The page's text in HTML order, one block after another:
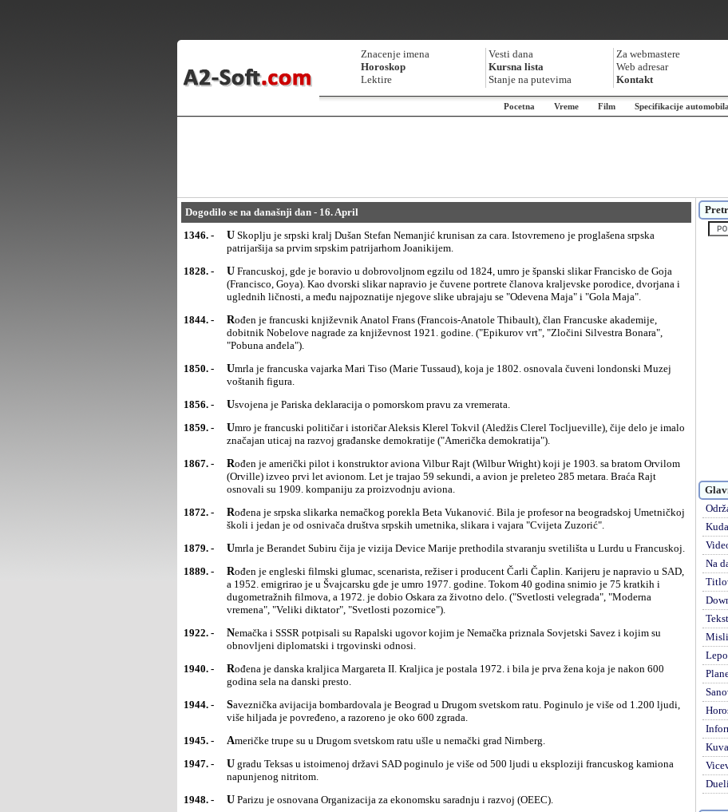
Znacenje imena
Horoskop
Lektire
Vesti dana
Kursna lista
Stanje na putevima
Za webmastere
Web adresar
Kontakt
Pocetna Vreme Film Specifikacije automobila
Dogodilo se na današnji dan - 16. April
1346. -
U Skoplju je srpski kralj Dušan Stefan Nemanjić krunisan za cara. Istovremeno je proglašena srpska
patrijaršija sa prvim srpskim patrijarhom Joanikijem.
1828. -
U Francuskoj, gde je boravio u dobrovoljnom egzilu od 1824, umro je španski slikar Francisko de Goja
(Francisco, Goya). Kao dvorski slikar napravio je čuvene portrete članova kraljevske porodice, dvorjana i
uglednih ličnosti, a među najpoznatije njegove slike ubrajaju se "Odevena Maja" i "Gola Maja".
1844. -
Rođen je francuski književnik Anatol Frans (Francois-Anatole Thibault), član Francuske akademije,
dobitnik Nobelove nagrade za književnost 1921. godine. ("Epikurov vrt", "Zločini Silvestra Bonara",
"Pobuna anđela").
1850. -
Umrla je francuska vajarka Mari Tiso (Marie Tussaud), koja je 1802. osnovala čuveni londonski Muzej
voštanih figura.
1856. -
Usvojena je Pariska deklaracija o pomorskom pravu za vremerata.
1859. -
Umro je francuski političar i istoričar Aleksis Klerel Tokvil (Aledžis Clerel Tocljueville), čije delo je imalo
značajan uticaj na razvoj građanske demokratije ("Američka demokratija").
1867. -
Rođen je američki pilot i konstruktor aviona Vilbur Rajt (Wilbur Wright) koji je 1903. sa bratom Orvilom
(Orville) izveo prvi let avionom. Let je trajao 59 sekundi, a avion je preleteo 285 metara. Braća Rajt
osnovali su 1909. kompaniju za proizvodnju aviona.
1872. -
Rođena je srpska slikarka nemačkog porekla Beta Vukanović. Bila je profesor na beogradskoj Umetničkoj
školi i jedan je od osnivača društva srpskih umetnika, slikara i vajara "Cvijeta Zuzorić".
1879. -
Umrla je Berandet Subiru čija je vizija Device Marije prethodila stvaranju svetilišta u Lurdu u Francuskoj.
1889. -
Rođen je engleski filmski glumac, scenarista, režiser i producent Čarli Čaplin. Karijeru je napravio u SAD,
a 1952. emigrirao je u Švajcarsku gde je umro 1977. godine. Tokom 40 godina snimio je 75 kratkih i
dugometražnih filmova, a 1972. je dobio Oskara za životno delo. ("Svetlosti velegrada", "Moderna
vremena", "Veliki diktator", "Svetlosti pozornice").
1922. -
Nemačka i SSSR potpisali su Rapalski ugovor kojim je Nemačka priznala Sovjetski Savez i kojim su
obnovljeni diplomatski i trgovinski odnosi.
1940. -
Rođena je danska kraljica Margareta II. Kraljica je postala 1972. i bila je prva žena koja je nakon 600
godina sela na danski presto.
1944. -
Saveznička avijacija bombardovala je Beograd u Drugom svetskom ratu. Poginulo je više od 1.200 ljudi,
više hiljada je povređeno, a razoreno je oko 600 zgrada.
1945. -
Američke trupe su u Drugom svetskom ratu ušle u nemački grad Nirnberg.
1947. -
U gradu Teksas u istoimenoj državi SAD poginulo je više od 500 ljudi u eksploziji francuskog kamiona
napunjenog nitritom.
1948. -
U Parizu je osnovana Organizacija za ekonomsku saradnju i razvoj (OEEC).
Na